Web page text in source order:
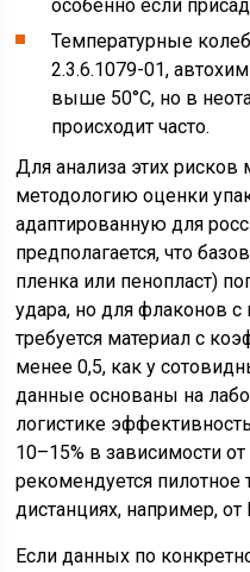
особенно если
Температурные
2.3.6.1079-01,
выше 50°C, но в
происходит часто.
Для анализа этих рисков
методологию оценки
адаптированную для
предполагается, что
пленка или пенопласт)
удара, но для флаконов
требуется материал с
менее 0,5, как у
данные основаны на
логистике
10–15% в зависимости
рекомендуется пилотное
дистанциях, например,
Если данных по